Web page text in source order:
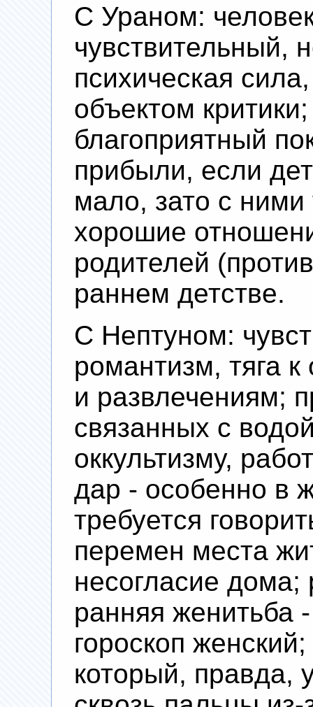
С Ураном:
чувствительный,
психическая
объектом
благоприятный
прибыли, если
мало, зато с ними
хорошие
родителей
раннем детстве.
С Нептуном:
романтизм, тяга
и развлечениям;
связанных с
оккультизму,
дар - особенно в
требуется
перемен места
несогласие дома;
ранняя женитьба
гороскоп
который, правда,